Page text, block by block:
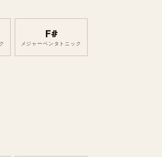
F#
メジャーペンタトニック